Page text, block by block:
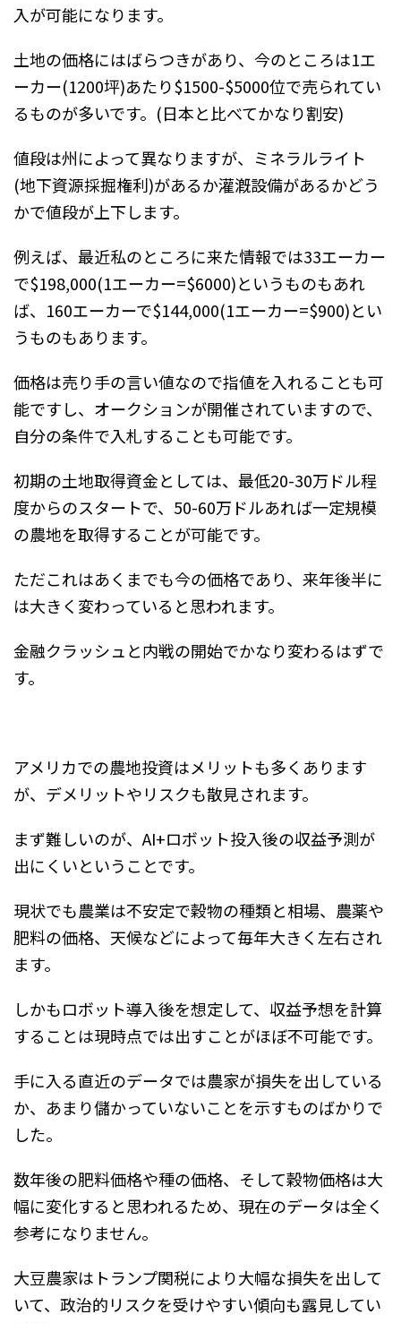
入が可能になります。
土地の価格にはばらつきがあり、今のところは1エ
ーカー(1200坪)あたり$1500-$5000位で売られてい
るものが多いです。(日本と比べてかなり割安)
値段は州によって異なりますが、ミネラルライト
(地下資源採掘権利)があるか灌漑設備があるかどう
かで値段が上下します。
例えば、最近私のところに来た情報では33エーカー
で$198,000(1エーカー=$6000)というものもあれ
ば、160エーカーで$144,000(1エーカー=$900)とい
うものもあります。
価格は売り手の言い値なので指値を入れることも可
能ですし、オークションが開催されていますので、
自分の条件で入札することも可能です。
初期の土地取得資金としては、最低20-30万ドル程
度からのスタートで、50-60万ドルあれば一定規模
の農地を取得することが可能です。
ただこれはあくまでも今の価格であり、来年後半に
は大きく変わっていると思われます。
金融クラッシュと内戦の開始でかなり変わるはずで
す。
アメリカでの農地投資はメリットも多くあります
が、デメリットやリスクも散見されます。
まず難しいのが、AI+ロボット投入後の収益予測が
出にくいということです。
現状でも農業は不安定で穀物の種類と相場、農薬や
肥料の価格、天候などによって毎年大きく左右され
ます。
しかもロボット導入後を想定して、収益予想を計算
することは現時点では出すことがほぼ不可能です。
手に入る直近のデータでは農家が損失を出している
か、あまり儲かっていないことを示すものばかりで
した。
数年後の肥料価格や種の価格、そして穀物価格は大
幅に変化すると思われるため、現在のデータは全く
参考になりません。
大豆農家はトランプ関税により大幅な損失を出して
いて、政治的リスクを受けやすい傾向も露見してい